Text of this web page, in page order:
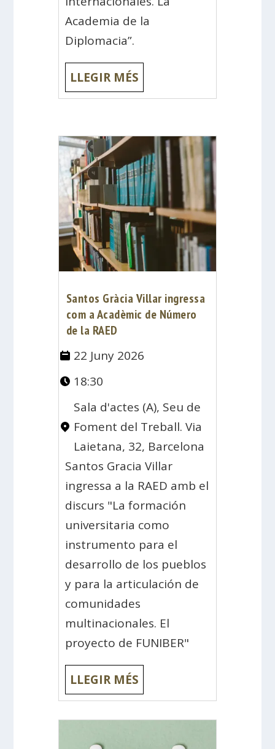
Academia de la
Diplomacia”.
LLEGIR MÉS
Santos Gràcia Villar ingressa
com a Acadèmic de Número
de la RAED
22 Juny 2026
18:30
Sala d'actes (A), Seu de
Foment del Treball. Via
Laietana, 32, Barcelona
Santos Gracia Villar
ingressa a la RAED amb el
discurs "La formación
universitaria como
instrumento para el
desarrollo de los pueblos
y para la articulación de
comunidades
multinacionales. El
proyecto de FUNIBER"
LLEGIR MÉS